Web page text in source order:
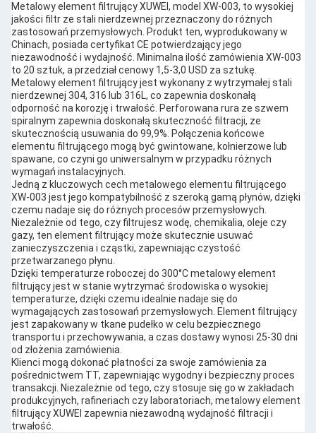
Metalowy element filtrujący XUWEI, model XW-003, to wysokiej
jakości filtr ze stali nierdzewnej przeznaczony do różnych
zastosowań przemysłowych. Produkt ten, wyprodukowany w
Chinach, posiada certyfikat CE potwierdzający jego
niezawodność i wydajność. Minimalna ilość zamówienia XW-003
to 20 sztuk, a przedział cenowy 1,5-3,0 USD za sztukę.
Metalowy element filtrujący jest wykonany z wytrzymałej stali
nierdzewnej 304, 316 lub 316L, co zapewnia doskonałą
odporność na korozję i trwałość. Perforowana rura ze szwem
spiralnym zapewnia doskonałą skuteczność filtracji, ze
skutecznością usuwania do 99,9%. Połączenia końcowe
elementu filtrującego mogą być gwintowane, kołnierzowe lub
spawane, co czyni go uniwersalnym w przypadku różnych
wymagań instalacyjnych.
Jedną z kluczowych cech metalowego elementu filtrującego
XW-003 jest jego kompatybilność z szeroką gamą płynów, dzięki
czemu nadaje się do różnych procesów przemysłowych.
Niezależnie od tego, czy filtrujesz wodę, chemikalia, oleje czy
gazy, ten element filtrujący może skutecznie usuwać
zanieczyszczenia i cząstki, zapewniając czystość
przetwarzanego płynu.
Dzięki temperaturze roboczej do 300°C metalowy element
filtrujący jest w stanie wytrzymać środowiska o wysokiej
temperaturze, dzięki czemu idealnie nadaje się do
wymagających zastosowań przemysłowych. Element filtrujący
jest zapakowany w tkane pudełko w celu bezpiecznego
transportu i przechowywania, a czas dostawy wynosi 25-30 dni
od złożenia zamówienia.
Klienci mogą dokonać płatności za swoje zamówienia za
pośrednictwem TT, zapewniając wygodny i bezpieczny proces
transakcji. Niezależnie od tego, czy stosuje się go w zakładach
produkcyjnych, rafineriach czy laboratoriach, metalowy element
filtrujący XUWEI zapewnia niezawodną wydajność filtracji i
trwałość.